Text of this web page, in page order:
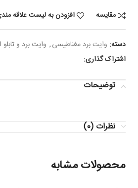
مقایسه
افزودن به لیست علاقه
دسته: وایت برد مغناطیسی, وایت برد و تابلو
اشتراک گذاری:
توضیحات
نظرات (0)
محصولات مشابه